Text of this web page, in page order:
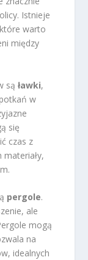
Istnieje
warto
między
sąławki,
w
się
czas z
materiały,
pergole.
ale
mogą
na
idealnych